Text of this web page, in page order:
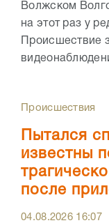
Волжском
на этот раз у
Происшествие
Происшествия
Пытался
известны
после
04.08.2026 16:07